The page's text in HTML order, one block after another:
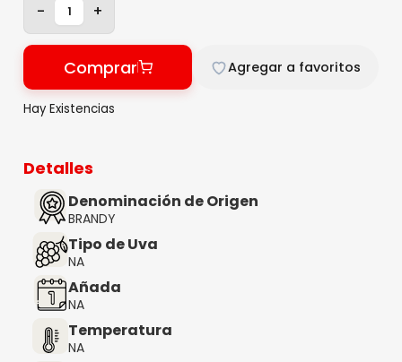
- +
Comprar Agregar a favoritos
Hay Existencias
Detalles
Denominación de Origen
BRANDY
Tipo de Uva
NA
Añada
NA
Temperatura
NA